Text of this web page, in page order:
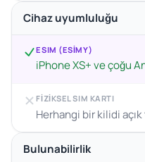
Cihaz uyumluluğu
ESIM (ESIMY)
iPhone XS+ ve çoğu
FIZIKSEL SIM KARTI
Herhangi bir kilidi
Bulunabilirlik